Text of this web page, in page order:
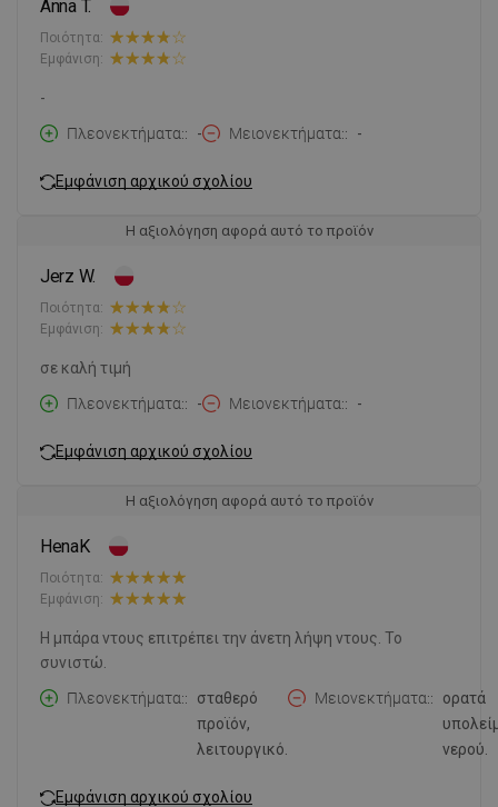
Anna T.
Ποιότητα:
Εμφάνιση:
-
Πλεονεκτήματα:
- Μειονεκτήματα: -
Εμφάνιση αρχικού σχολίου
Η αξιολόγηση αφορά αυτό το προϊόν
Jerz W.
Ποιότητα:
Εμφάνιση:
σε καλή τιμή
Πλεονεκτήματα:
- Μειονεκτήματα: -
Εμφάνιση αρχικού σχολίου
Η αξιολόγηση αφορά αυτό το προϊόν
HenaK
Ποιότητα:
Εμφάνιση:
Η μπάρα ντους επιτρέπει την άνετη λήψη ντους. Το
συνιστώ.
Πλεονεκτήματα:
σταθερό
προϊόν,
λειτουργικό.
Μειονεκτήματα:
ορατά
νερού.
Εμφάνιση αρχικού σχολίου